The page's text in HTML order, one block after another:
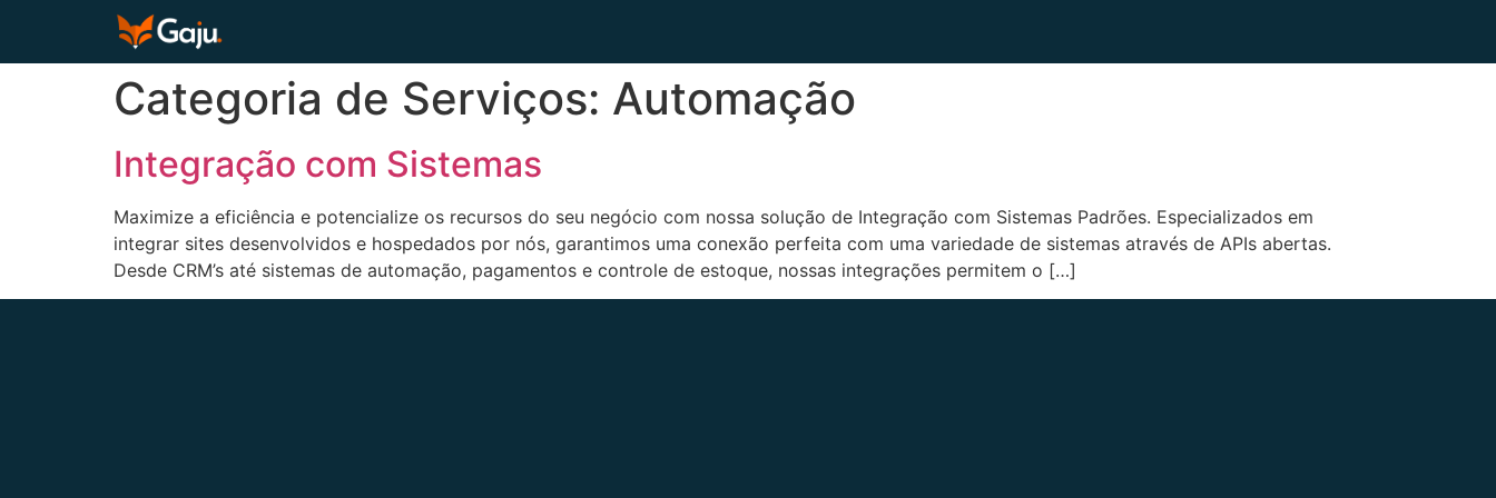
Categoria de Serviços: Automação
Integração com Sistemas
Maximize a eficiência e potencialize os recursos do seu negócio com nossa solução de Integração com Sistemas Padrões. Especializados em
integrar sites desenvolvidos e hospedados por nós, garantimos uma conexão perfeita com uma variedade de sistemas através de APIs abertas.
Desde CRM’s até sistemas de automação, pagamentos e controle de estoque, nossas integrações permitem o […]